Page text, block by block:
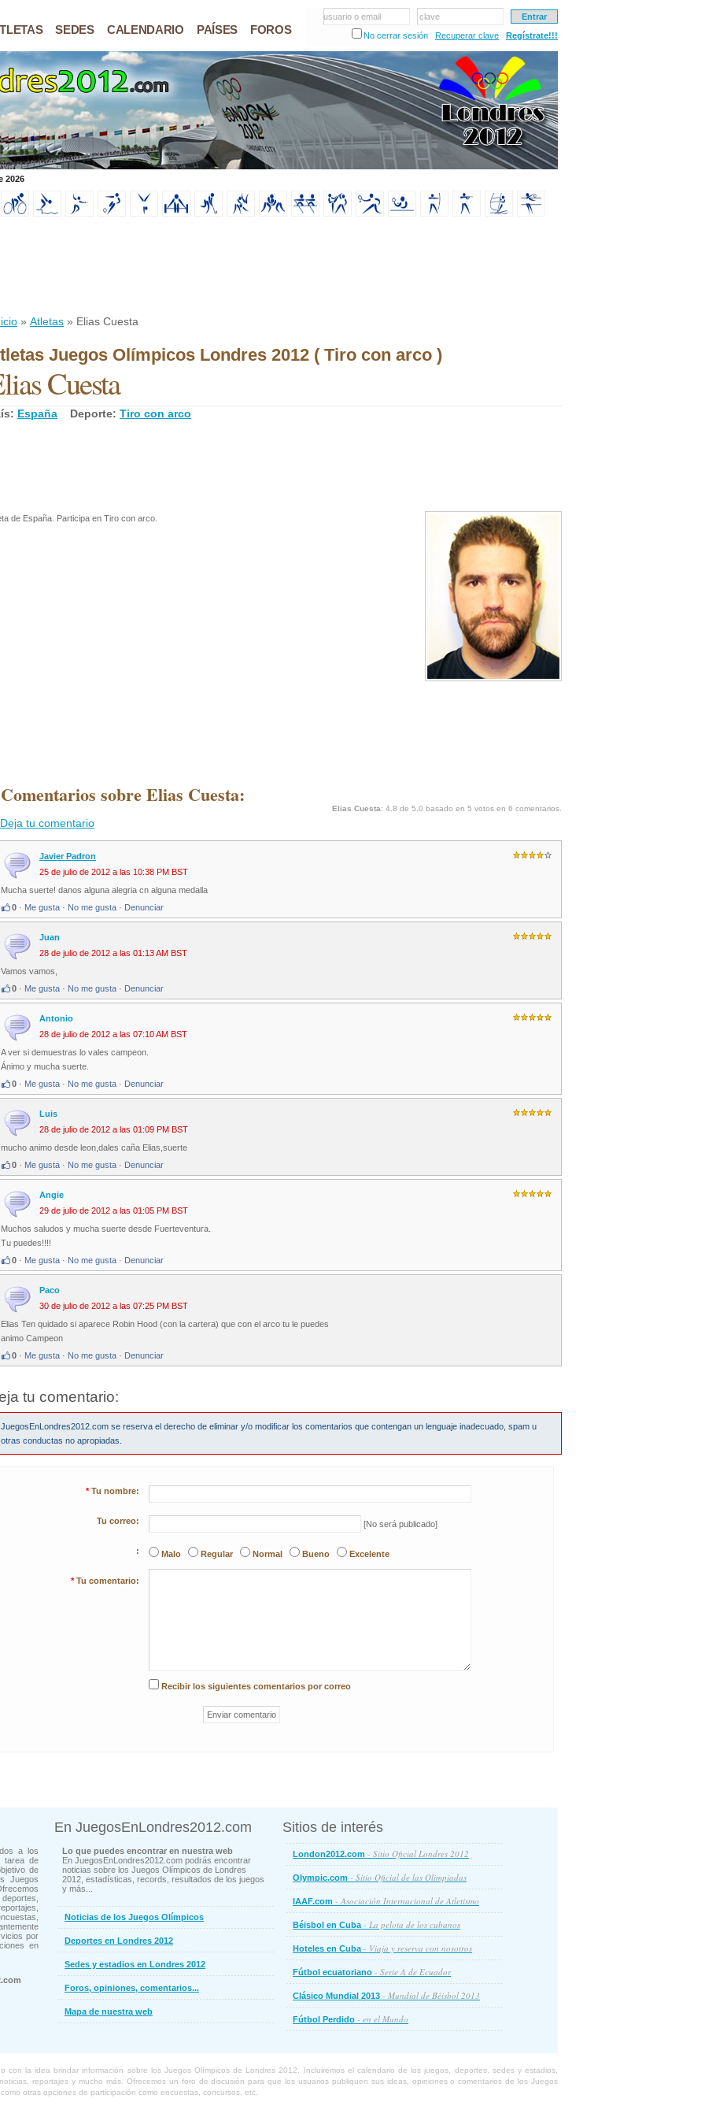
SEDES CALENDARIO PAÍSES FOROS
usuario o email
clave
No cerrar sesión
Recuperar clave Regístrate!!!
2026
» Atletas » Elias Cuesta
Juegos Olímpicos Londres 2012 ( Tiro con arco )
Cuesta
España Deporte: Tiro con arco
de España. Participa en Tiro con arco.
sobre Elias Cuesta:
Elias Cuesta: 4.8 de 5.0 basado en 5 votos en 6 comentarios.
Deja tu comentario
Javier Padron
25 de julio de 2012 a las 10:38 PM BST
Mucha suerte! danos alguna alegria cn alguna medalla
0 · Me gusta · No me gusta · Denunciar
Juan
28 de julio de 2012 a las 01:13 AM BST
Vamos vamos,
0 · Me gusta · No me gusta · Denunciar
Antonio
28 de julio de 2012 a las 07:10 AM BST
A ver si demuestras lo vales campeon.
Ánimo y mucha suerte.
0 · Me gusta · No me gusta · Denunciar
Luis
28 de julio de 2012 a las 01:09 PM BST
mucho animo desde leon,dales caña Elias,suerte
0 · Me gusta · No me gusta · Denunciar
Angie
29 de julio de 2012 a las 01:05 PM BST
Muchos saludos y mucha suerte desde Fuerteventura.
Tu puedes!!!!
0 · Me gusta · No me gusta · Denunciar
Paco
30 de julio de 2012 a las 07:25 PM BST
Elias Ten quidado si aparece Robin Hood (con la cartera) que con el arco tu le puedes
animo Campeon
0 · Me gusta · No me gusta · Denunciar
tu comentario:
JuegosEnLondres2012.com se reserva el derecho de eliminar y/o modificar los comentarios que contengan un lenguaje inadecuado, spam u
otras conductas no apropiadas.
* Tu nombre:
Tu correo: [No será publicado]
: Malo Regular Normal Bueno Excelente
* Tu comentario:
Recibir los siguientes comentarios por correo
a los
tarea de
de
Juegos
por
en
En JuegosEnLondres2012.com
Lo que puedes encontrar en nuestra web
En JuegosEnLondres2012.com podrás encontrar
noticias sobre los Juegos Olímpicos de Londres
2012, estadísticas, records, resultados de los juegos
y más...
Noticias de los Juegos Olímpicos
Deportes en Londres 2012
Sedes y estadios en Londres 2012
Foros, opiniones, comentarios...
Mapa de nuestra web
Sitios de interés
London2012.com - Sitio Oficial Londres 2012
Olympic.com - Sitio Oficial de las Olimpiadas
IAAF.com - Asociación Internacional de Atletismo
Béisbol en Cuba- La pelota de los cubanos
Hoteles en Cuba- Viaja y reserva con nosotros
Fútbol ecuatoriano - Serie A de Ecuador
Clásico Mundial 2013 - Mundial de Béisbol 2013
Fútbol Perdido - en el Mundo
con la idea brindar información sobre los Juegos Olímpicos de Londres 2012. Incluiremos el calendario de los juegos, deportes, sedes y estadios,
reportajes y mucho más. Ofrecemos un foro de discusión para que los usuarios publiquen sus ideas, opiniones o comentarios de los Juegos
otras opciones de participación como encuestas, concursos, etc.